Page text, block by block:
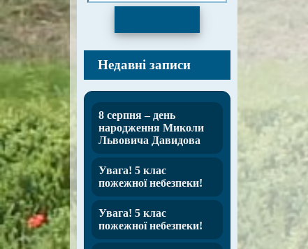
Недавні записи
8 серпня – день
народження Миколи
Львовича Давидова
Увага! 5 клас
пожежної небезпеки!
Увага! 5 клас
пожежної небезпеки!